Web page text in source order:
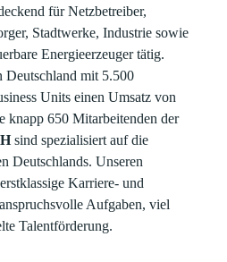
für Netzbetreiber,
Stadtwerke, Industrie sowie
Energieerzeuger tätig.
Deutschland mit 5.500
Units einen Umsatz von
knapp 650 Mitarbeitenden der
sind spezialisiert auf die
Deutschlands. Unseren
Karriere- und
Aufgaben, viel
Talentförderung.